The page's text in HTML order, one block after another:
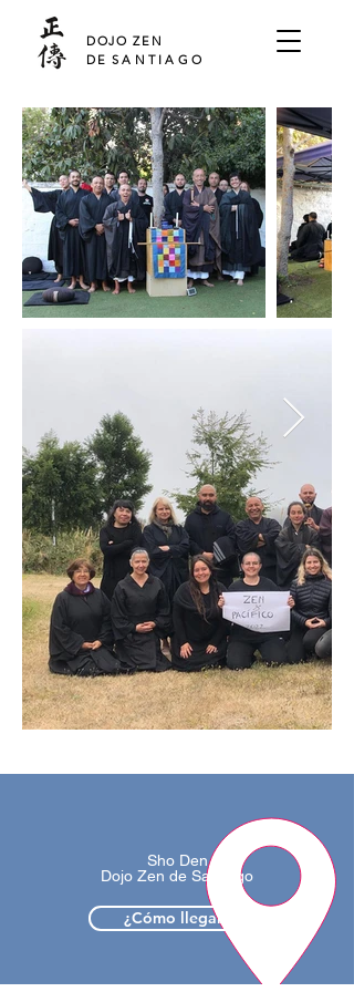
DOJO ZEN
DE SANTIAGO
Sho Den
Dojo Zen de Santiago
¿Cómo llegar?